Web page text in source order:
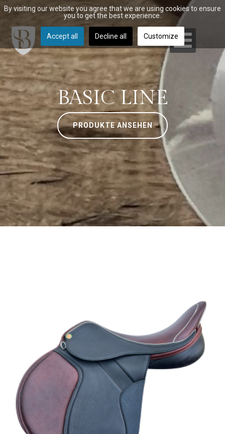
BASIC LINE
PRODUKTE ANSEHEN
By visiting our website you agree that we are using cookies to ensure
you to get the best experience.
Accept all Decline all Customize